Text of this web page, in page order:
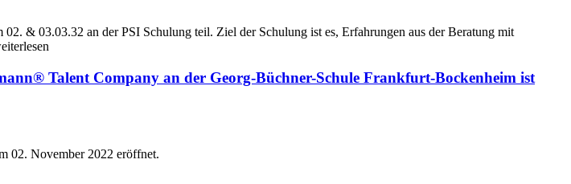
& 03.03.32 an der PSI Schulung teil. Ziel der Schulung ist es, Erfahrungen aus der Beratung mit
Talent Company an der Georg-Büchner-Schule Frankfurt-Bockenheim ist
02. November 2022 eröffnet.